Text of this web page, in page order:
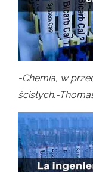
-Chemia, w
ścisłych.-